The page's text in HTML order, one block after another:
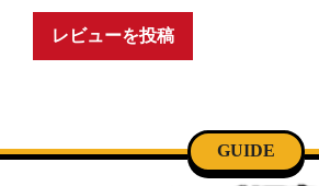
レビューを投稿
GUIDE